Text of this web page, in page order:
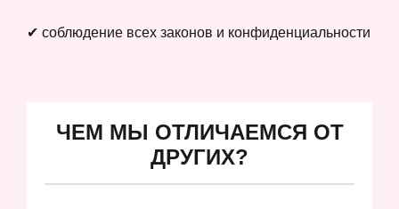
✔ соблюдение всех законов и конфиденциальности
ЧЕМ МЫ ОТЛИЧАЕМСЯ ОТ
ДРУГИХ?